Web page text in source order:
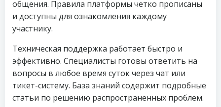
общения. Правила платформы четко прописаны
и доступны для ознакомления каждому
участнику.
Техническая поддержка работает быстро и
эффективно. Специалисты готовы ответить на
вопросы в любое время суток через чат или
тикет-систему. База знаний содержит подробные
статьи по решению распространенных проблем.